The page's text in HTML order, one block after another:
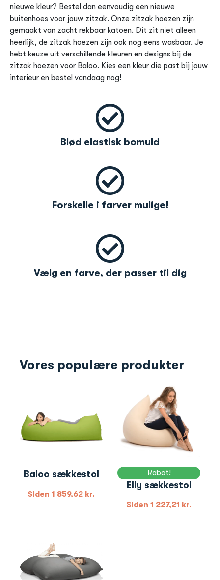
nieuwe kleur? Bestel dan eenvoudig een nieuwe
buitenhoes voor jouw zitzak. Onze zitzak hoezen zijn
gemaakt van zacht rekbaar katoen. Dit zit niet alleen
heerlijk, de zitzak hoezen zijn ook nog eens wasbaar. Je
hebt keuze uit verschillende kleuren en designs bij de
zitzak hoezen voor Baloo. Kies een kleur die past bij jouw
interieur en bestel vandaag nog!
Blød elastisk bomuld
Forskelle i farver mulige!
Vælg en farve, der passer til dig
Vores populære produkter
Baloo sækkestol
Siden 1 859,62 kr.
Rabat!
Elly sækkestol
Siden 1 227,21 kr.